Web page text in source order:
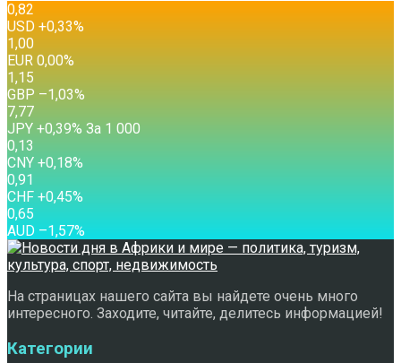
0,82
USD +0,33%
1,00
EUR 0,00%
1,15
GBP –1,03%
7,77
JPY +0,39% За 1 000
0,13
CNY +0,18%
0,91
CHF +0,45%
0,65
AUD –1,57%
На страницах нашего сайта вы найдете очень много
интересного. Заходите, читайте, делитесь информацией!
Категории